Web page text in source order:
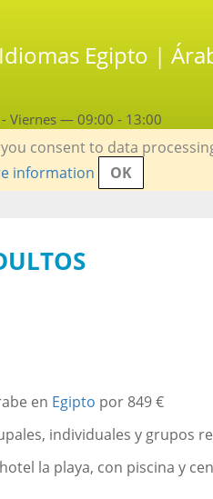
Idiomas Egipto |
- Viernes — 09:00 - 13:00
consent to data
information OK
en Egipto por 849 €
, individuales y grupos
la playa, con piscina y